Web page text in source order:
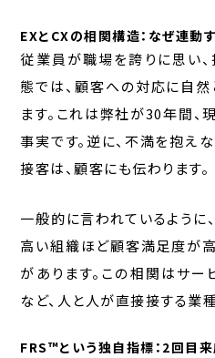
EXとCXの相関構造：なぜ連動
従業員が職場を誇りに思い
態では、顧客への対応に自
ます。これは弊社が30年間、
事実です。逆に、不満を抱え
接客は、顧客にも伝わります。
一般的に言われているように
高い組織ほど顧客満足度が
があります。この相関はサー
など、人と人が直接接する業
FRS™という独自指標：2回目